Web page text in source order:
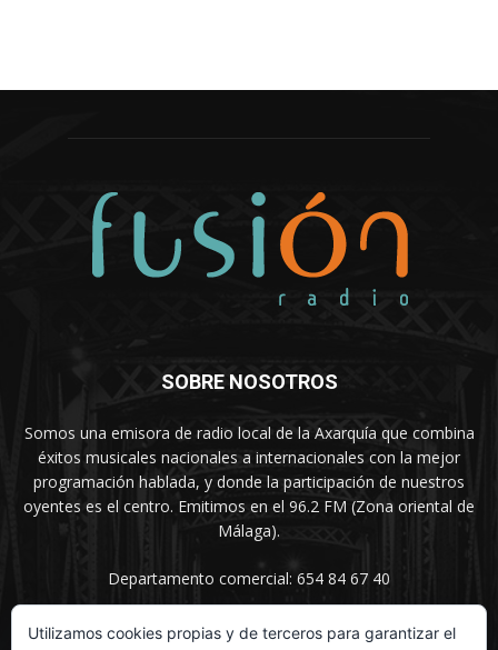
SOBRE NOSOTROS
Somos una emisora de radio local de la Axarquía que combina
éxitos musicales nacionales a internacionales con la mejor
programación hablada, y donde la participación de nuestros
oyentes es el centro. Emitimos en el 96.2 FM (Zona oriental de
Málaga).
Departamento comercial: 654 84 67 40
Utilizamos cookies propias y de terceros para garantizar el